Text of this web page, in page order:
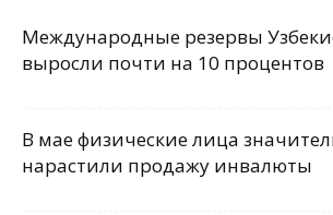
Международные резервы
выросли почти на 10 процентов
В мае физические лица
нарастили продажу инвалюты